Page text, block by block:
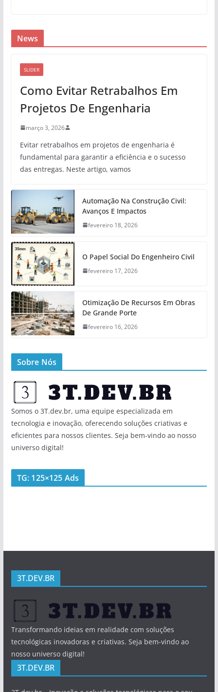
News
SLIDER
Como Evitar Retrabalhos Em
Projetos De Engenharia
março 3, 2026
Evitar retrabalhos em projetos de engenharia é
fundamental para garantir a eficiência e o sucesso
das entregas. Neste artigo, vamos
Automação Na Construção Civil:
Avanços E Impactos
fevereiro 18, 2026
O Papel Social Do Engenheiro Civil
fevereiro 17, 2026
Otimização De Recursos Em Obras
De Grande Porte
fevereiro 16, 2026
Sobre Nós
Somos o 3T.dev.br, uma equipe especializada em
tecnologia e inovação, oferecendo soluções criativas e
eficientes para nossos clientes. Seja bem-vindo ao nosso
universo digital!
TG: 125×125 Ads
3T.DEV.BR
Transformando ideias em realidade com soluções
tecnológicas inovadoras e criativas. Seja bem-vindo ao
nosso universo digital!
3T.DEV.BR